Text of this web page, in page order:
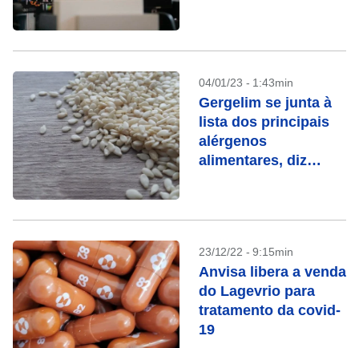
04/01/23 - 1:43min
Gergelim se junta à
lista dos principais
alérgenos
alimentares, diz
23/12/22 - 9:15min
Anvisa libera a venda
do Lagevrio para
tratamento da covid-
19